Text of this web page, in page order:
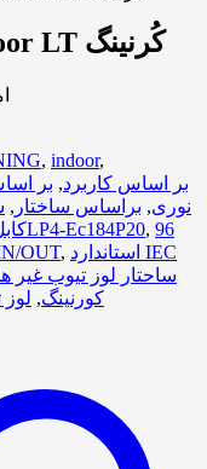
کابل فیبر نوری 96 کر Outdoor LT کُرنینگ
, indoor,
بر اساس کاربرد, بر
نوری, براساس ساختار ,
096LP4-Ec184P20, 96
OUT, استاندارد IEC
ساحتار لوز تیوب غیر
فیبر نوری 96 کر - Outdoor LT کورنینگ, لوز